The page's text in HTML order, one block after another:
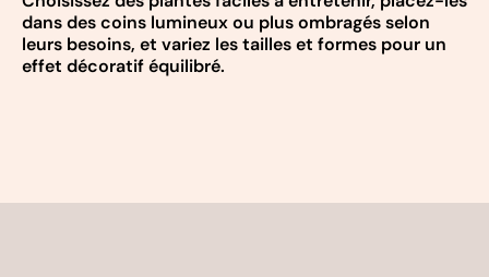
dans des coins lumineux ou plus ombragés selon
leurs besoins, et variez les tailles et formes pour un
effet décoratif équilibré.